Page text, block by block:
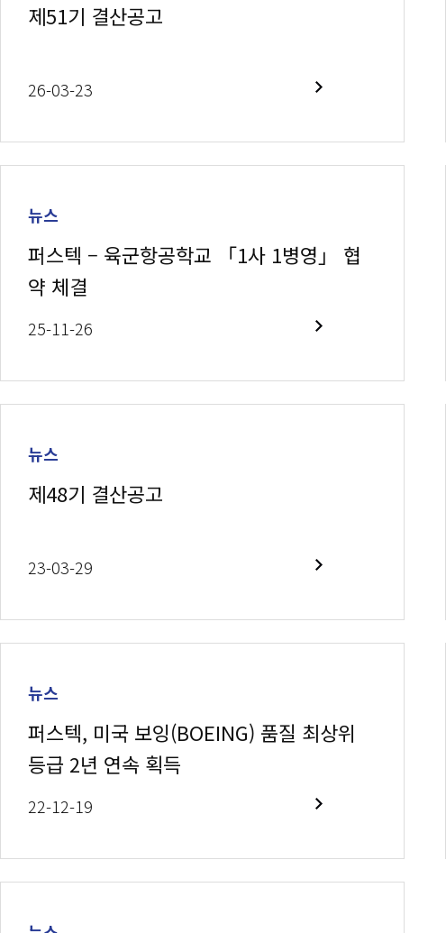
제51기 결산공고
26-03-23
뉴스
퍼스텍 – 육군항공학교 「1사 1병영」 협
약 체결
25-11-26
뉴스
제48기 결산공고
23-03-29
뉴스
퍼스텍, 미국 보잉(BOEING) 품질 최상위
등급 2년 연속 획득
22-12-19